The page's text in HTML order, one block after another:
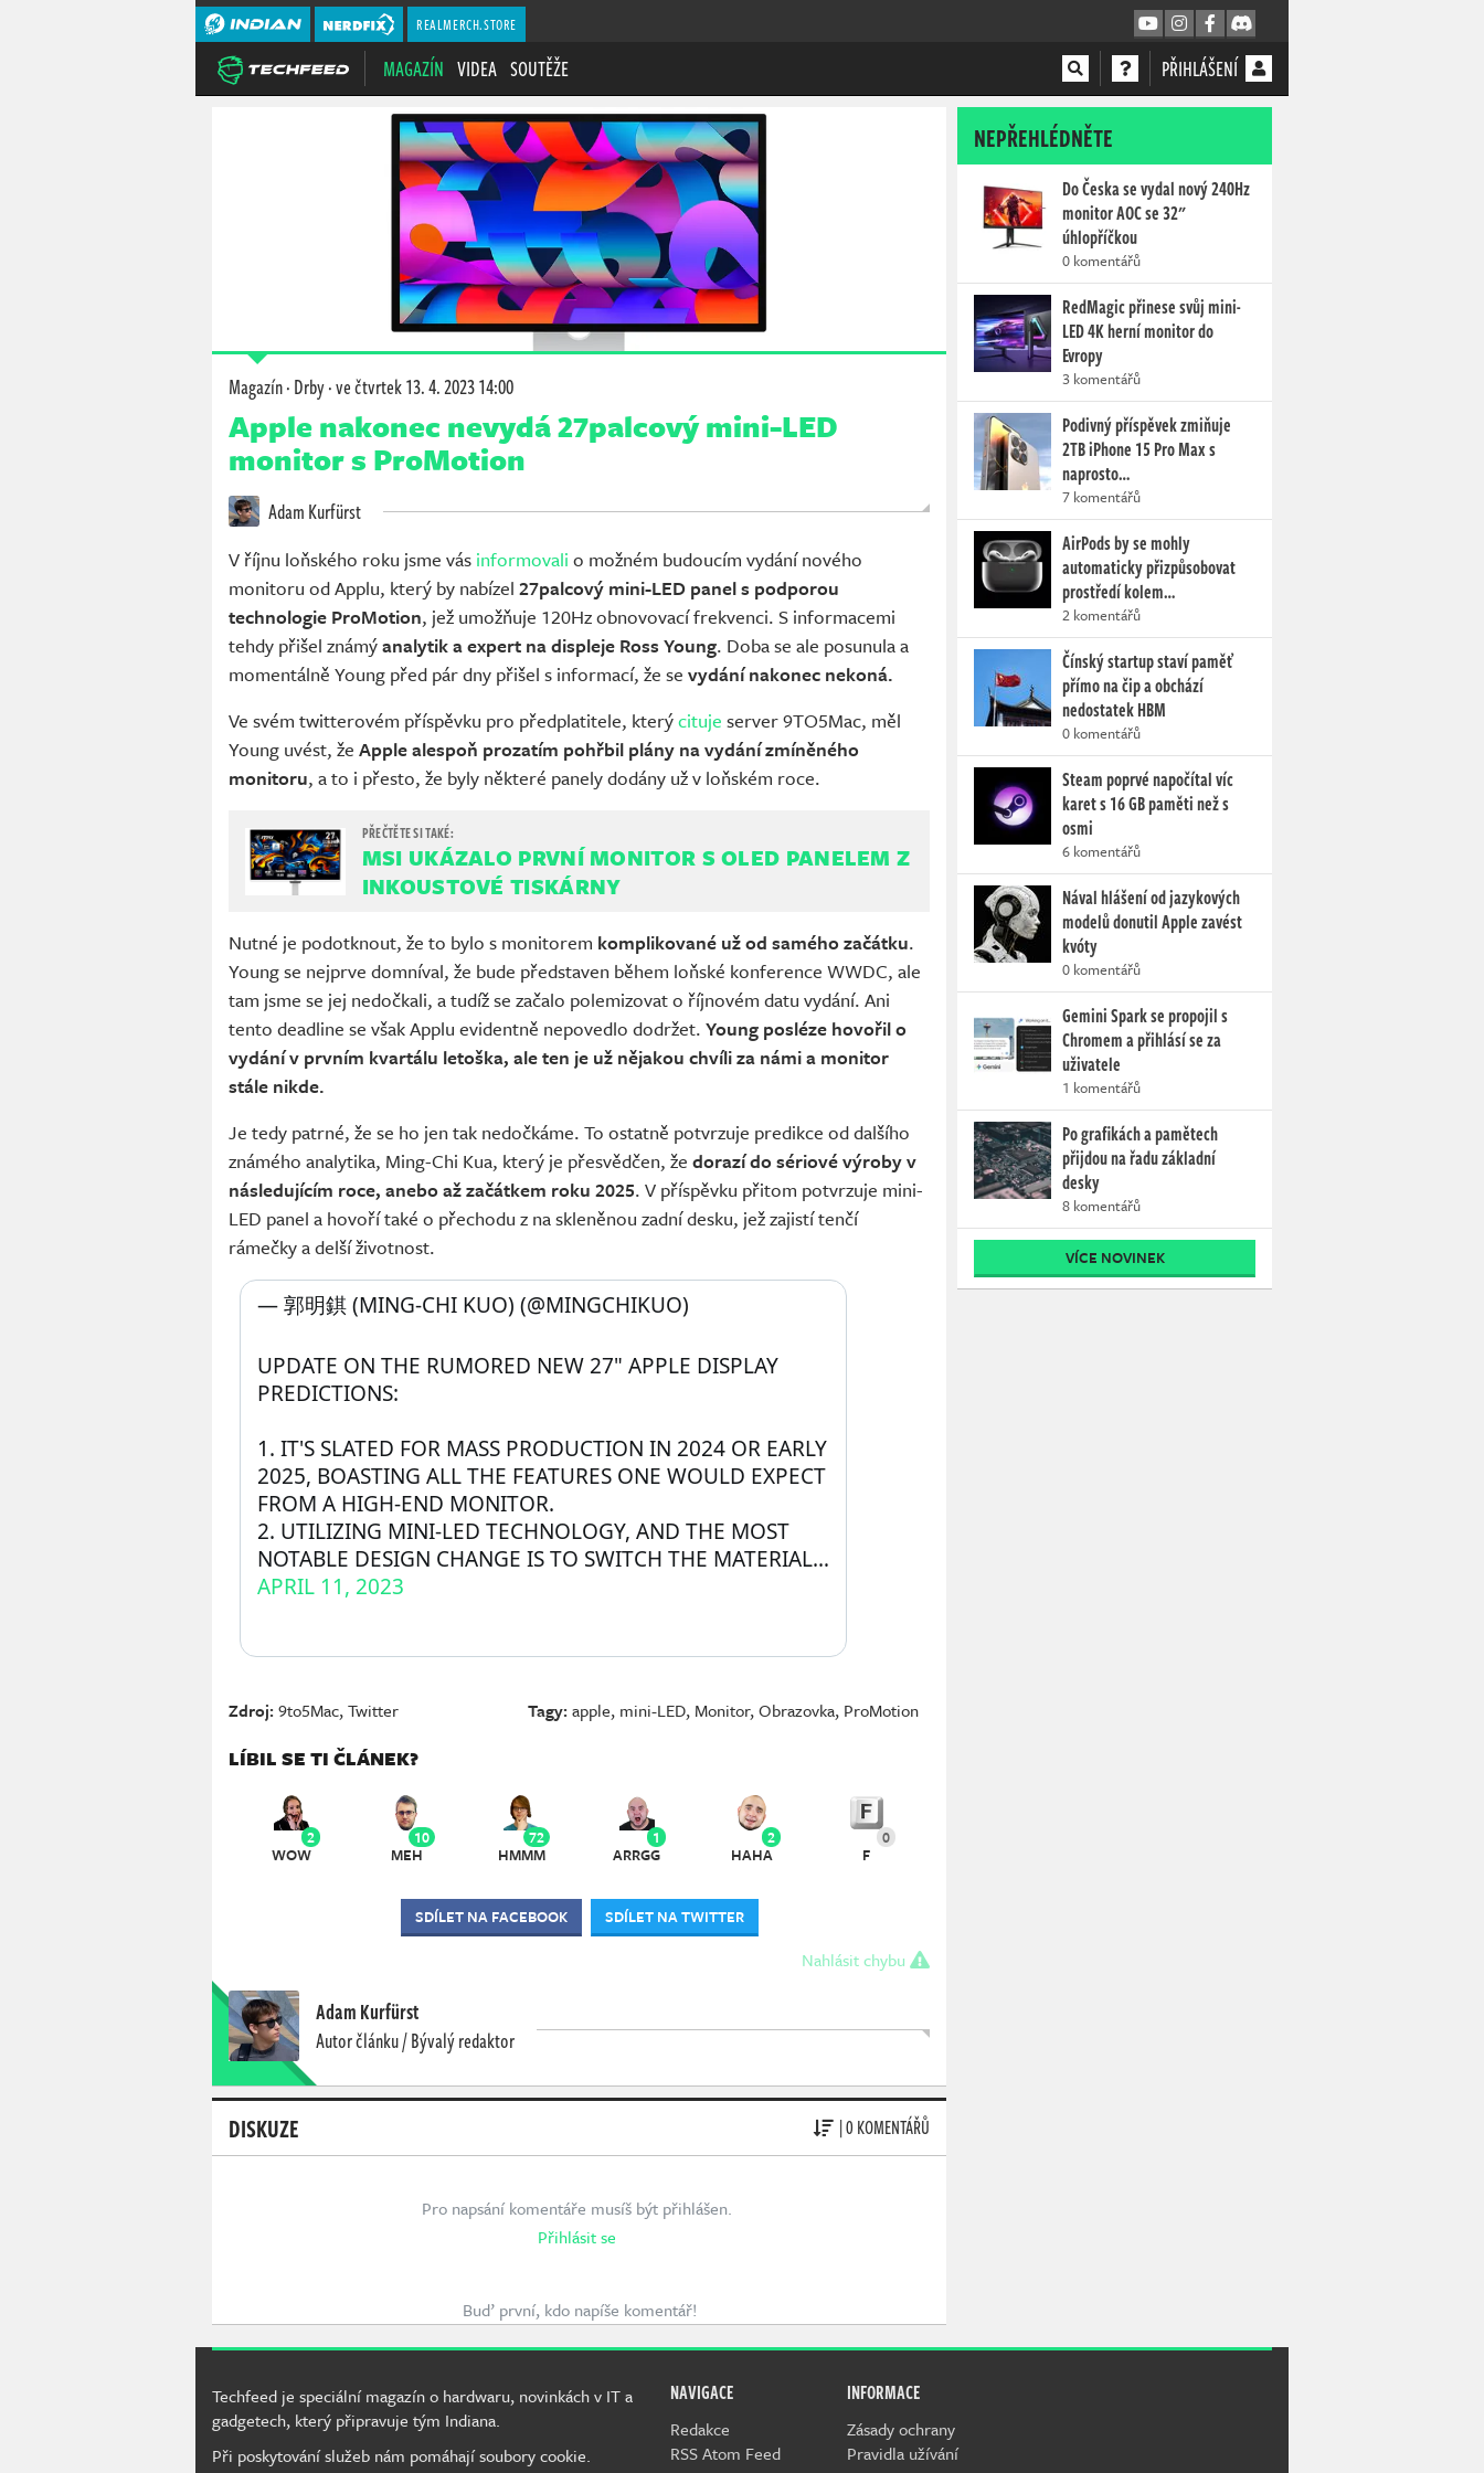
REALMERCH.STORE
MAGAZÍN VIDEA SOUTĚŽE PŘIHLÁŠENÍ
Magazín·Drby·ve čtvrtek13. 4. 2023 14:00
Apple nakonec nevydá 27palcový mini-LED
monitor s ProMotion
Adam Kurfürst
V říjnu loňského roku jsme vás informovali o možném budoucím vydání nového
monitoru od Applu, který by nabízel 27palcový mini-LED panel s podporou
technologie ProMotion, jež umožňuje 120Hz obnovovací frekvenci. S informacemi
tehdy přišel známýanalytik a expert na displeje Ross Young. Doba se ale posunula a
momentálně Young před pár dny přišel s informací, že se vydání nakonec nekoná.
Ve svém twitterovém příspěvku pro předplatitele, kterýcituje server 9TO5Mac, měl
Young uvést, že Apple alespoň prozatím pohřbil plány na vydání zmíněného
monitoru, a to i přesto, že byly některé panely dodány už v loňském roce.
MSI UKÁZALO PRVNÍ MONITOR S OLED PANELEM Z
INKOUSTOVÉ TISKÁRNY
Nutné je podotknout, že to bylo s monitorem komplikované už od samého začátku.
Young se nejprve domníval, že bude představen během loňské konference WWDC, ale
tam jsme se jej nedočkali, a tudíž se začalo polemizovat o říjnovém datu vydání. Ani
tento deadline se však Applu evidentně nepovedlo dodržet. Young posléze hovořil o
vydání v prvním kvartálu letoška, ale ten je už nějakou chvíli za námi a monitor
stále nikde.
Je tedy patrné, že se ho jen tak nedočkáme. To ostatně potvrzuje predikce od dalšího
známého analytika, Ming-Chi Kua, který je přesvědčen, že dorazí do sériové výroby v
následujícím roce, anebo až začátkem roku 2025. V příspěvku přitom potvrzuje mini-
LED panel a hovoří také o přechodu z na skleněnou zadní desku, jež zajistí tenčí
rámečky a delší životnost.
UPDATE ON THE RUMORED NEW 27" APPLE DISPLAY
PREDICTIONS:
1. IT'S SLATED FOR MASS PRODUCTION IN 2024 OR EARLY
2025, BOASTING ALL THE FEATURES ONE WOULD EXPECT
FROM A HIGH-END MONITOR.
2. UTILIZING MINI-LED TECHNOLOGY, AND THE MOST
NOTABLE DESIGN CHANGE IS TO SWITCH THE MATERIAL…
— 郭明錤 (MING-CHI KUO) (@MINGCHIKUO)
APRIL 11, 2023
Zdroj:9to5Mac,Twitter Tagy:apple, mini-LED, Monitor,Obrazovka, ProMotion
LÍBIL SE TI ČLÁNEK?
2
WOW
10
MEH
72
HMMM
1
ARRGG
2
HAHA
0
F
SDÍLET NA FACEBOOK SDÍLET NA TWITTER
Nahlásit chybu
Adam Kurfürst
Autor článku / Bývalý redaktor
DISKUZE | 0 KOMENTÁŘŮ
Pro napsání komentáře musíš být přihlášen.
Přihlásit se
Buď první, kdo napíše komentář!
NEPŘEHLÉDNĚTE
Do Česka se vydal nový 240Hz
monitor AOC se 32"
úhlopříčkou
0 komentářů
RedMagic přinese svůj mini-
LED 4K herní monitor do
Evropy
3 komentářů
Podivný příspěvek zmiňuje
2TB iPhone 15 Pro Max s
naprosto…
7 komentářů
AirPods by se mohly
automaticky přizpůsobovat
prostředí kolem…
2 komentářů
Čínský startup staví paměť
přímo na čip a obchází
nedostatek HBM
0 komentářů
Steam poprvé napočítal víc
karet s 16 GB paměti než s
osmi
6 komentářů
Nával hlášení od jazykových
modelů donutil Apple zavést
kvóty
0 komentářů
Gemini Spark se propojil s
Chromem a přihlásí se za
uživatele
1 komentářů
Po grafikách a pamětech
přijdou na řadu základní
desky
8 komentářů
VÍCE NOVINEK
NAVIGACE
Redakce
RSS Atom Feed
INFORMACE
Zásady ochrany
Pravidla užívání
Techfeed je speciální magazín o hardwaru, novinkách v IT a
gadgetech, který připravuje tým Indiana.
Při poskytování služeb nám pomáhají soubory cookie.